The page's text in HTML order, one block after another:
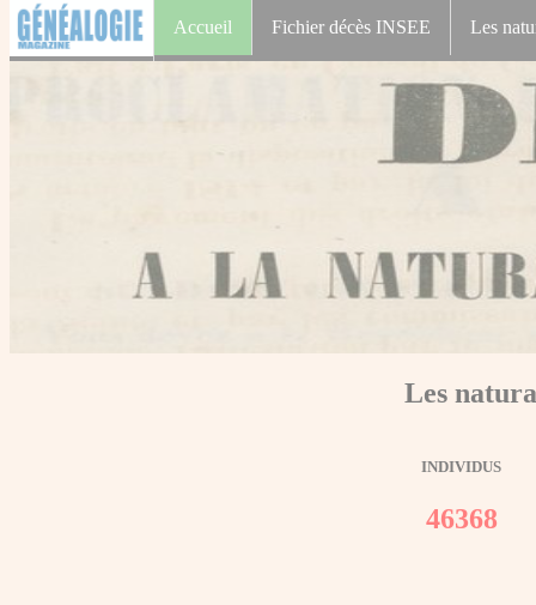
Accueil Fichier décès INSEE Les
Les
INDIVIDUS
46368